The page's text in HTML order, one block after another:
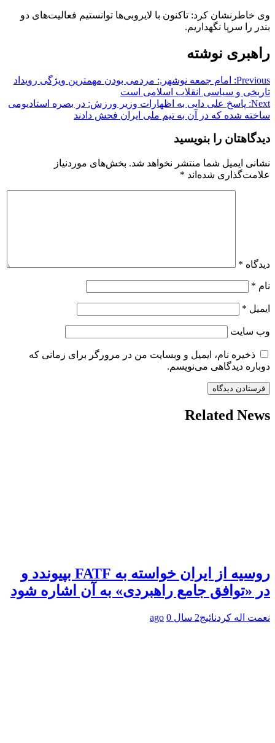
وی خاطرنشان کرد: تاکنون با لایروبی‌ها توانستیم فعالیت‌های دو
بندر را سرپا نگهداریم.
راهبری نوشته
Previous:
امام جمعه نوشهر,: مردمی بودن مهمترین ویژگی رویداد
تاریخی و سیاسی انقلاب اسلامی است
Next: پاسخ علی دایی به اظهارات وزیر ورزش: در بصره استادیومی
ساخته شده که در آن به تیم ملی ایران فحش دادند
دیدگاهتان را بنویسید
نشانی ایمیل شما منتشر نخواهد شد. بخش‌های موردنیاز
علامت‌گذاری شده‌اند *
دیدگاه *
نام *
ایمیل *
وب‌ سایت
ذخیره نام، ایمیل و وبسایت من در مرورگر برای زمانی که
دوباره دیدگاهی می‌نویسم.
Related News
روسیه از ایران خواسته به FATF بپیوندد و
در «توافق جامع راهبردی» به آن اشاره شود
نعمت اله کردنائیج2 سال ago 0